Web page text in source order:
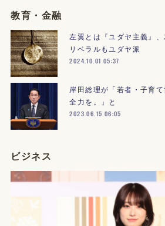
教育・金融
左翼とは『ユダヤ主義』、
リベラルもユダヤ派
2024.10.01 05:37
岸田総理が「若者・子育
全力を。」と
2023.06.15 06:05
ビジネス